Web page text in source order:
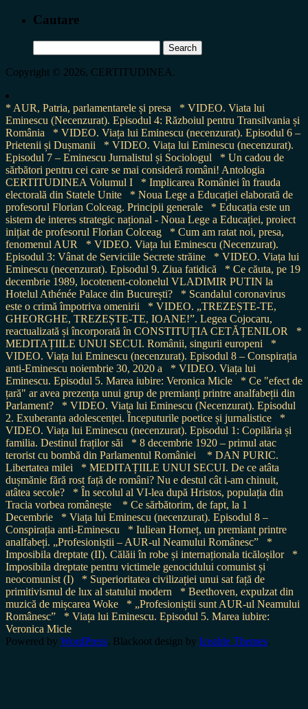
Cautare
for:
Copyright © 2026, CERTITUDINEA.
* AUR, Patria, parlamentarele și presa
* VIDEO. Viata lui
Eminescu (Necenzurat). Episodul 4: Războiul pentru Transilvania și
România
* VIDEO. Viața lui Eminescu (necenzurat). Episodul 6 –
Prietenii și Dușmanii
* VIDEO. Viața lui Eminescu (necenzurat).
Episodul 7 – Eminescu Jurnalistul și Sociologul
* Un cadou de
sărbători pentru cei care se mai consideră români! Antologia
CERTITUDINEA Volumul I
* Implicarea României în frauda
electorală din Statele Unite
* Noua Lege a Educației elaborată de
profesorul Florian Colceag. Principii generale
* Educația este un
sistem de interes strategic național - Noua Lege a Educației, proiect
inițiat de profesorul Florian Colceag
* Cum am ratat noi, presa,
fenomenul AUR
* VIDEO. Viața lui Eminescu (Necenzurat).
Episodul 3: Vânat de Serviciile Secrete străine
* VIDEO. Viața lui
Eminescu (necenzurat). Episodul 9. Ziua fatidică
* Ce căuta, pe 19
decembrie 1989, locotenent-colonelul VLADIMIR PUTIN la
Hotelul Athénée Palace din București?
* Scandalul coronavirus
este o crimă împotriva omenirii
* VIDEO. „TREZEȘTE-TE,
GHEORGHE, TREZEȘTE-TE, IOANE!”. Legea Cojocaru,
reactualizată și încorporată în CONSTITUȚIA CETĂȚENILOR
*
MEDITAȚIILE UNUI SECUI. Românii, singurii europeni
*
VIDEO. Viața lui Eminescu (necenzurat). Episodul 8 – Conspirația
anti-Eminescu noiembrie 30, 2020 a
* VIDEO. Viața lui
Eminescu. Episodul 5. Marea iubire: Veronica Micle
* Ce "efect de
țară" ar avea prezența unui grup de premianți printre analfabeții din
Parlament?
* VIDEO. Viața lui Eminescu (Necenzurat). Episodul
2. Exuberanța adolescenței. Începuturile poetice și jurnalistice
*
VIDEO. Viața lui Eminescu (necenzurat). Episodul 1: Copilăria și
familia. Destinul fraților săi
* 8 decembrie 1920 – primul atac
terorist cu bombă din Parlamentul României
* DAN PURIC.
Libertatea milei
* MEDITAȚIILE UNUI SECUI. De ce atâta
dușmănie fără rost față de români? Nu e destul cât i-am chinuit,
atâtea secole?
* În secolul al VI-lea după Hristos, populația din
Tracia vorbea românește
* Ce sărbătorim, de fapt, la 1
Decembrie
* Viața lui Eminescu (necenzurat). Episodul 8 –
Conspirația anti-Eminescu
* Iuliean Horneț, un premiant printre
analfabeți. „Profesioniștii – AUR-ul Neamului Românesc”
*
Imposibila dreptate (II). Călăii în robe și internaționala ticăloșilor
*
Imposibila dreptate pentru victimele genocidului comunist și
neocomunist (I)
* Superioritatea civilizației unui sat față de
primitivismul de lux al statului modern
* Beethoven, expulzat din
muzică de mișcarea Woke
* „Profesioniștii sunt AUR-ul Neamului
Românesc”
* Viața lui Eminescu. Episodul 5. Marea iubire:
Veronica Micle
Powered by WordPress. Blackoot design by Iceable Themes.